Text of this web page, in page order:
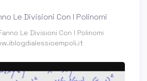
Le Divisioni Con I Polinomi